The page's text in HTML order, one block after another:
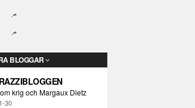
BLOGGAR
krig och Margaux Dietz
30